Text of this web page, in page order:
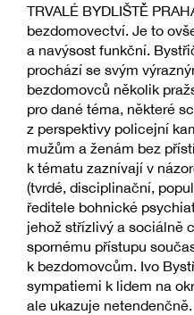
TRVALÉ BYDLIŠTĚ
bezdomovectví. Je to
a navýsost funkční.
prochází se svým
bezdomovců několik
pro dané téma, některé
z perspektivy policejní
mužům a ženám bez
k tématu zaznívají v
(tvrdé, disciplinační,
ředitele bohnické
jehož střízlivý a sociálně
spornému přístupu
k bezdomovcům. Ivo
sympatiemi k lidem na
ale ukazuje